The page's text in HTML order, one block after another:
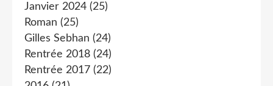
Janvier 2024 (25)
Roman (25)
Gilles Sebhan (24)
Rentrée 2018 (24)
Rentrée 2017 (22)